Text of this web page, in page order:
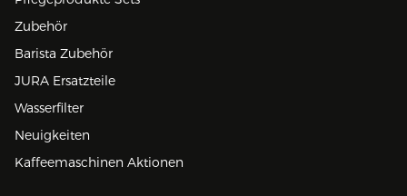
Zubehör
Barista Zubehör
JURA Ersatzteile
Wasserfilter
Neuigkeiten
Kaffeemaschinen Aktionen